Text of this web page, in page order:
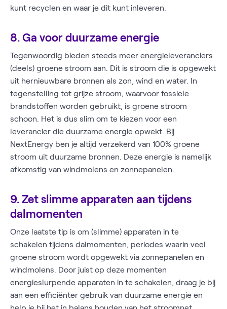
kunt recyclen en waar je dit kunt inleveren.
8. Ga voor duurzame energie
Tegenwoordig bieden steeds meer energieleveranciers
(deels) groene stroom aan. Dit is stroom die is opgewekt
uit hernieuwbare bronnen als zon, wind en water. In
tegenstelling tot grijze stroom, waarvoor fossiele
brandstoffen worden gebruikt, is groene stroom
schoon. Het is dus slim om te kiezen voor een
leverancier die duurzame energie opwekt. Bij
NextEnergy ben je altijd verzekerd van 100% groene
stroom uit duurzame bronnen. Deze energie is namelijk
afkomstig van windmolens en zonnepanelen.
9. Zet slimme apparaten aan tijdens
dalmomenten
Onze laatste tip is om (slimme) apparaten in te
schakelen tijdens dalmomenten, periodes waarin veel
groene stroom wordt opgewekt via zonnepanelen en
windmolens. Door juist op deze momenten
energieslurpende apparaten in te schakelen, draag je bij
aan een efficiënter gebruik van duurzame energie en